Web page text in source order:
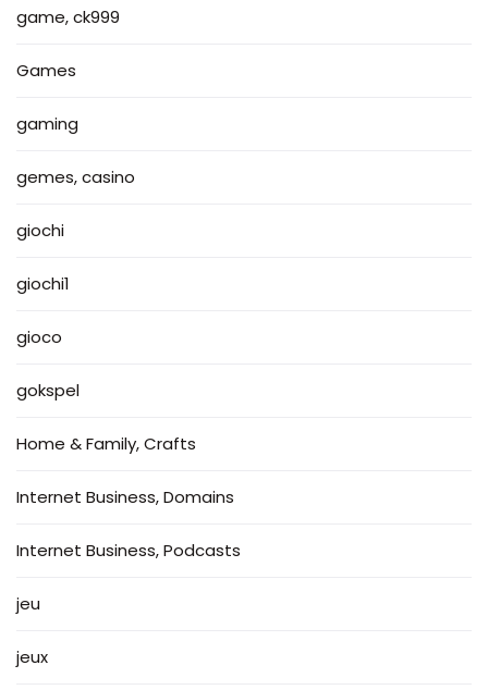
game, ck999
Games
gaming
gemes, casino
giochi
giochi1
gioco
gokspel
Home & Family, Crafts
Internet Business, Domains
Internet Business, Podcasts
jeu
jeux